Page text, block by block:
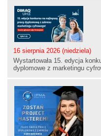
16 sierpnia 2026 (niedziela)
Wystartowała 15. edycja
dyplomowe z marketingu